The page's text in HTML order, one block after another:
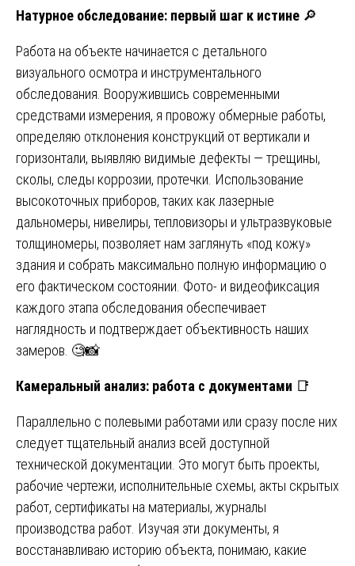
Натурное обследование: первый шаг к истине 🔎
Работа на объекте начинается с детального
визуального осмотра и инструментального
обследования. Вооружившись современными
средствами измерения, я провожу обмерные работы,
определяю отклонения конструкций от вертикали и
горизонтали, выявляю видимые дефекты — трещины,
сколы, следы коррозии, протечки. Использование
высокоточных приборов, таких как лазерные
дальномеры, нивелиры, тепловизоры и ультразвуковые
толщиномеры, позволяет нам заглянуть «под кожу»
здания и собрать максимально полную информацию о
его фактическом состоянии. Фото- и видеофиксация
каждого этапа обследования обеспечивает
наглядность и подтверждает объективность наших
замеров. 🧐📸
Камеральный анализ: работа с документами 📑
Параллельно с полевыми работами или сразу после них
следует тщательный анализ всей доступной
технической документации. Это могут быть проекты,
рабочие чертежи, исполнительные схемы, акты скрытых
работ, сертификаты на материалы, журналы
производства работ. Изучая эти документы, я
восстанавливаю историю объекта, понимаю, какие